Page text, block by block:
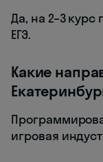
Да, на 2–3
ЕГЭ.
Какие
игровая